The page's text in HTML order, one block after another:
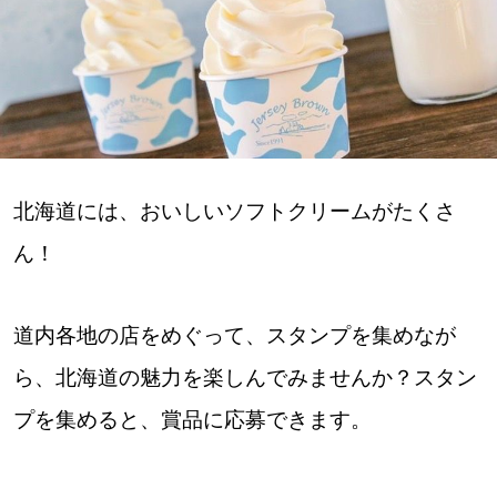
SitakkeTV
LOCAL ローカルエリア
all
札幌
道南
道東
北海道には、おいしいソフトクリームがたくさ
ん！
道内各地の店をめぐって、スタンプを集めなが
ら、北海道の魅力を楽しんでみませんか？スタン
プを集めると、賞品に応募できます。